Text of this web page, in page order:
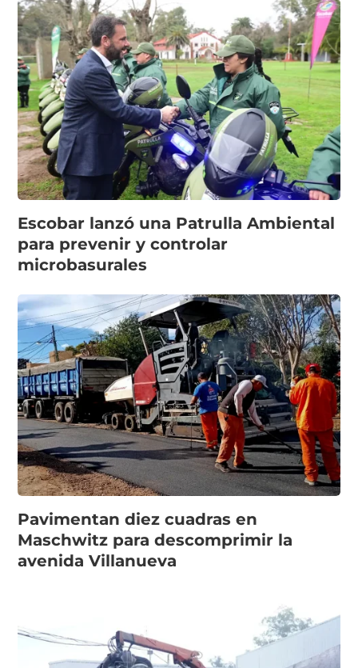
Escobar lanzó una Patrulla Ambiental
para prevenir y controlar
microbasurales
Pavimentan diez cuadras en
Maschwitz para descomprimir la
avenida Villanueva